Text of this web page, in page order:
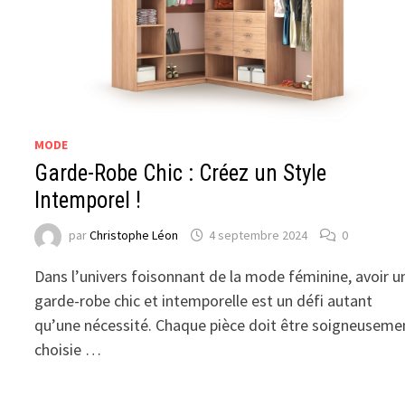
MODE
Garde-Robe Chic : Créez un Style
Intemporel !
parChristophe Léon 4 septembre 2024 0
Dans l’univers foisonnant de la mode féminine, avoir
garde-robe chic et intemporelle est un défi autant
qu’une nécessité. Chaque pièce doit être
choisie …